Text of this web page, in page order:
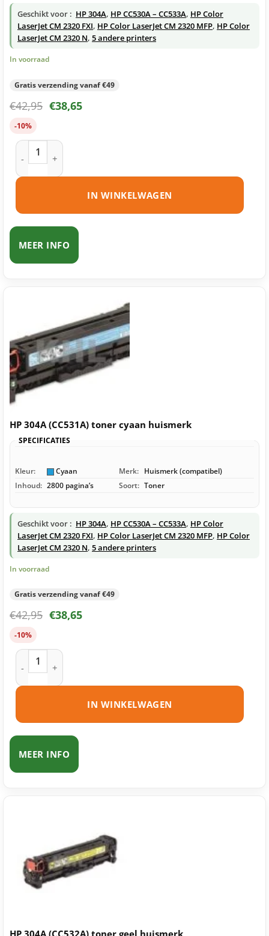
Geschikt voor : HP 304A, HP CC530A – CC533A, HP Color
LaserJet CM 2320 FXI, HP Color LaserJet CM 2320 MFP, HP Color
LaserJet CM 2320 N, 5 andere printers
In voorraad
Gratis verzending vanaf €49
€42,95 €38,65
-10%
HP 304A (CC530A) toner zwart huismerk aantal
IN WINKELWAGEN
MEER INFO
HP 304A (CC531A) toner cyaan huismerk
SPECIFICATIES
Kleur: Cyaan Merk: Huismerk (compatibel)
Inhoud: 2800 pagina’s Soort: Toner
Geschikt voor : HP 304A, HP CC530A – CC533A, HP Color
LaserJet CM 2320 FXI, HP Color LaserJet CM 2320 MFP, HP Color
LaserJet CM 2320 N, 5 andere printers
In voorraad
Gratis verzending vanaf €49
€42,95 €38,65
-10%
HP 304A (CC531A) toner cyaan huismerk aantal
IN WINKELWAGEN
MEER INFO